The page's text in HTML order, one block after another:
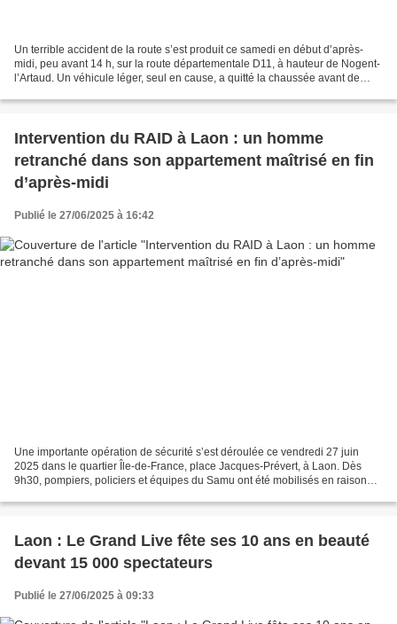
Un terrible accident de la route s’est produit ce samedi en début d’après-
midi, peu avant 14 h, sur la route départementale D11, à hauteur de Nogent-
l’Artaud. Un véhicule léger, seul en cause, a quitté la chaussée avant de
Intervention du RAID à Laon : un homme
retranché dans son appartement maîtrisé en fin
d’après-midi
Publié le 27/06/2025 à 16:42
Une importante opération de sécurité s’est déroulée ce vendredi 27 juin
2025 dans le quartier Île-de-France, place Jacques-Prévert, à Laon. Dès
9h30, pompiers, policiers et équipes du Samu ont été mobilisés en raison
Laon : Le Grand Live fête ses 10 ans en beauté
devant 15 000 spectateurs
Publié le 27/06/2025 à 09:33